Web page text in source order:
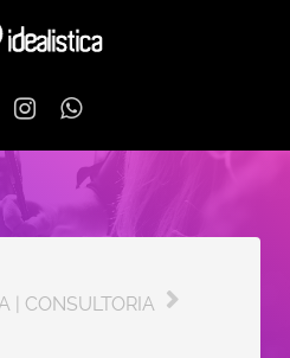
| CONSULTORIA